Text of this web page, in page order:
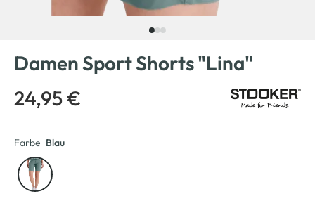
Damen Sport Shorts "Lina"
24,95 €
Farbe Blau